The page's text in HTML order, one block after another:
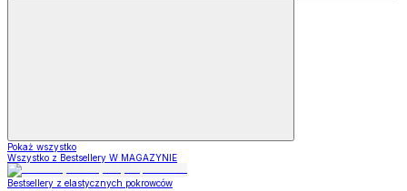
Pokaż wszystko
Wszystko z Bestsellery W MAGAZYNIE
Bestsellery z elastycznych pokrowców